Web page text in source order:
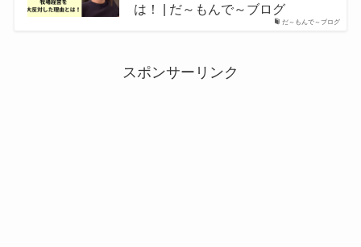
だ～もんで～ブログ
は！ | だ～もんで～ブログ
スポンサーリンク